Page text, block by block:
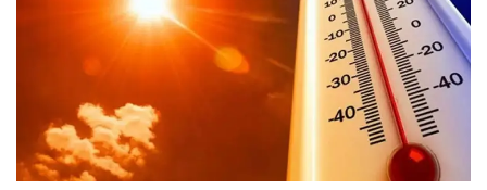
FACEBOOK SECONDARY PAGE
USEFUL LINKS